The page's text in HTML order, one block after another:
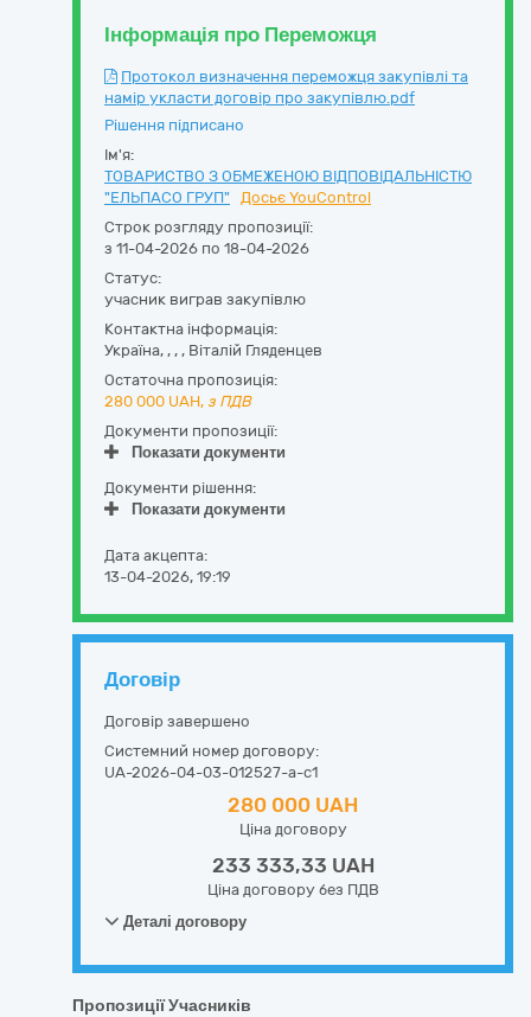
Інформація про Переможця
Протокол визначення переможця закупівлі та
намір укласти договір про закупівлю.pdf
Рішення підписано
Ім'я:
ТОВАРИСТВО З ОБМЕЖЕНОЮ ВІДПОВІДАЛЬНІСТЮ
"ЕЛЬПАСО ГРУП"
Досьє YouControl
Строк розгляду пропозиції:
з 11-04-2026 по 18-04-2026
Статус:
учасник виграв закупівлю
Контактна інформація:
Україна, , , , Віталій Гляденцев
Остаточна пропозиція:
280 000 UAH, з ПДВ
Документи пропозиції:
Показати документи
Документи рішення:
Показати документи
Дата акцепта:
13-04-2026, 19:19
Договір
Договір завершено
Системний номер договору:
UA-2026-04-03-012527-a-c1
280 000 UAH
Ціна договору
233 333,33 UAH
Ціна договору без ПДВ
Деталі договору
Пропозиції Учасників